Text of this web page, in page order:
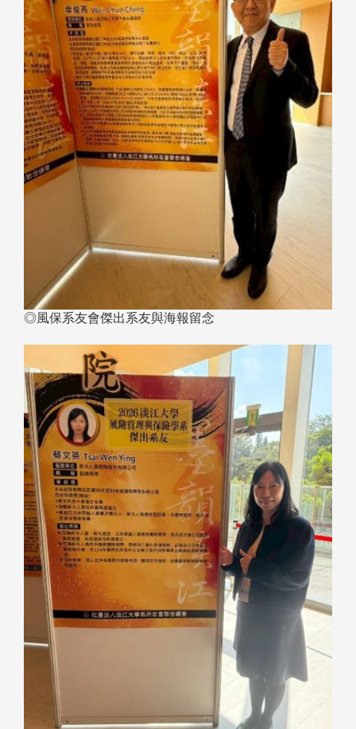
◎風保系友會傑出系友與海報留念